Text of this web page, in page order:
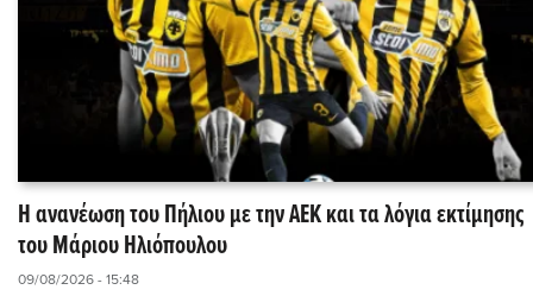
Η ανανέωση του Πήλιου με την ΑΕΚ και τα λόγια εκτίμησης
του Μάριου Ηλιόπουλου
09/08/2026 - 15:48